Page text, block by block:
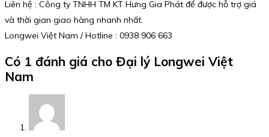
Liên hệ : Công ty TNHH TM KT Hưng Gia Phát để được hỗ trợ giá
và thời gian giao hàng nhanh nhất.
Longwei Việt Nam / Hotline : 0938 906 663
Có 1 đánh giá cho Đại lý Longwei Việt
Nam